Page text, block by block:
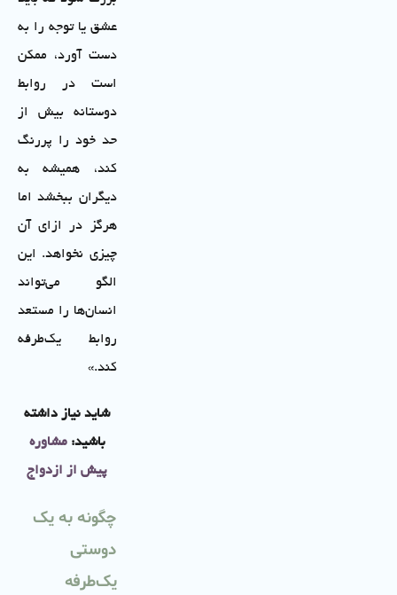
عشق یا توجه را به
دست آورد، ممکن
است در روابط
دوستانه بیش از
حد خود را پررنگ
کند، همیشه به
دیگران ببخشد اما
هرگز در ازای آن
چیزی نخواهد. این
الگو می‌تواند
انسان‌ها را مستعد
روابط یک‌طرفه
کند.»
شاید نیاز داشته
باشید:مشاوره
پیش از ازدواج
چگونه به یک
دوستی
یک‌طرفه